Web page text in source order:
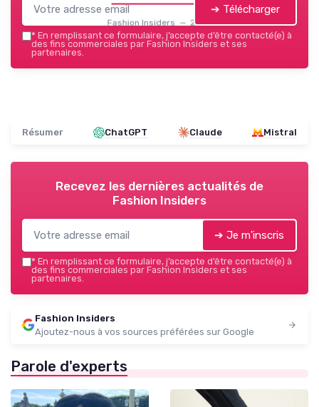
Fashion Insiders — 2026
➔ Télécharger
* En remplissant ce formulaire, j’accepte d’être contacté(e) à
des fins commerciales par Fashion Insiders et ses
partenaires.
Résumer ChatGPT Claude Mistral
Recevez les dernières actualités de
Fashion Insiders
➔ Je m'inscris
* En remplissant ce formulaire, j’accepte d’être contacté(e) à
des fins commerciales par Fashion Insiders et ses
partenaires.
Fashion Insiders
Ajoutez-nous à vos sources préférées sur Google
Parole d'experts